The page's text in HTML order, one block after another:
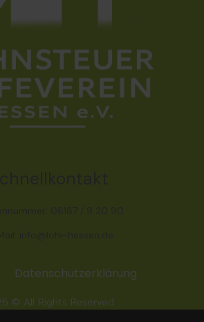
Datenschutzerklärung
© All Rights Reserved